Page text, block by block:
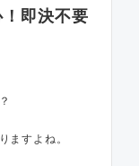
即決不要
ますよね。